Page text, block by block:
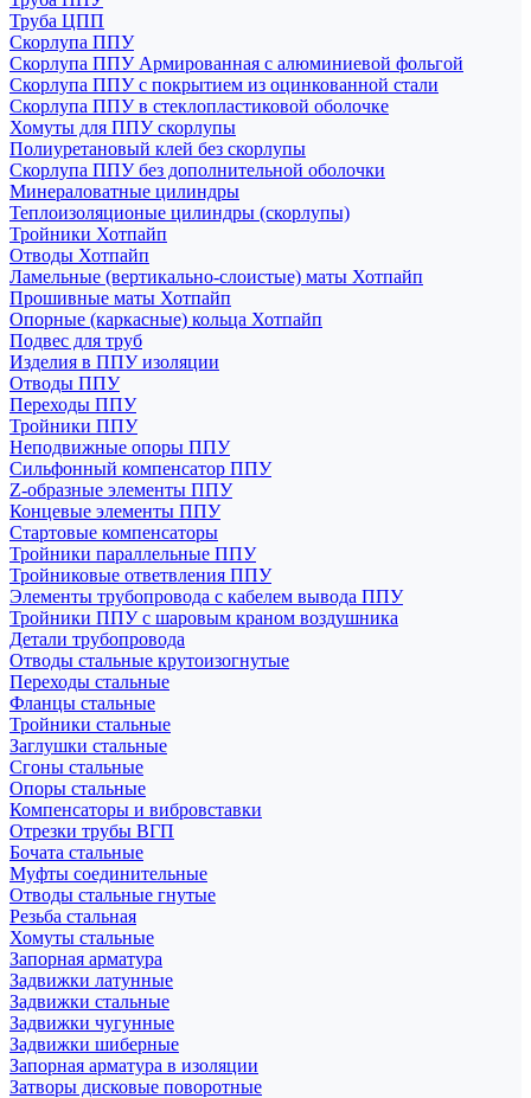
Труба ЦПП
Скорлупа ППУ
Скорлупа ППУ Армированная с алюминиевой фольгой
Скорлупа ППУ с покрытием из оцинкованной стали
Скорлупа ППУ в стеклопластиковой оболочке
Хомуты для ППУ скорлупы
Полиуретановый клей без скорлупы
Скорлупа ППУ без дополнительной оболочки
Минераловатные цилиндры
Теплоизоляционые цилиндры (скорлупы)
Тройники Хотпайп
Отводы Хотпайп
Ламельные (вертикально-слоистые) маты Хотпайп
Прошивные маты Хотпайп
Опорные (каркасные) кольца Хотпайп
Подвес для труб
Изделия в ППУ изоляции
Отводы ППУ
Переходы ППУ
Тройники ППУ
Неподвижные опоры ППУ
Cильфонный компенсатор ППУ
Z-образные элементы ППУ
Концевые элементы ППУ
Стартовые компенсаторы
Тройники параллельные ППУ
Тройниковые ответвления ППУ
Элементы трубопровода с кабелем вывода ППУ
Тройники ППУ с шаровым краном воздушника
Детали трубопровода
Отводы стальные крутоизогнутые
Переходы стальные
Фланцы стальные
Тройники стальные
Заглушки стальные
Сгоны стальные
Опоры стальные
Компенсаторы и вибровставки
Отрезки трубы ВГП
Бочата стальные
Муфты соединительные
Отводы стальные гнутые
Резьба стальная
Хомуты стальные
Запорная арматура
Задвижки латунные
Задвижки стальные
Задвижки чугунные
Задвижки шиберные
Запорная арматура в изоляции
Затворы дисковые поворотные